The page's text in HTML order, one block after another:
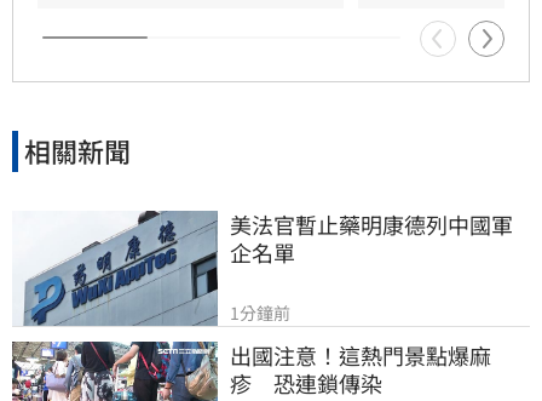
相關新聞
美法官暫止藥明康德列中國軍
企名單
1分鐘前
出國注意！這熱門景點爆麻
疹　恐連鎖傳染